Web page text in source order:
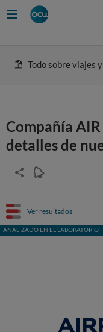
Todo sobre viajes
Compañía
detalles de
Ver resultados
ANALIZADO EN EL LABORATORIO